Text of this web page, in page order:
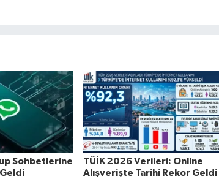
Sohbetlerine
TÜİK 2026 Verileri: Online
Alışverişte Tarihi Rekor Geldi